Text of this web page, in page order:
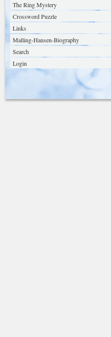
The Ring Mystery
Crossword Puzzle
Links
Malling-Hansen-Biography
Search
Login